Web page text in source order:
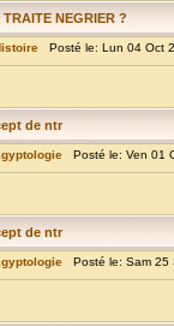
NEGRIER ?
Posté le: Lun 04 Oct
de ntr
Posté le: Ven 01
de ntr
Posté le: Sam